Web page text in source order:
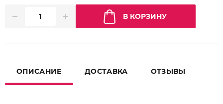
В КОРЗИНУ
ОПИСАНИЕ ДОСТАВКА ОТЗЫВЫ